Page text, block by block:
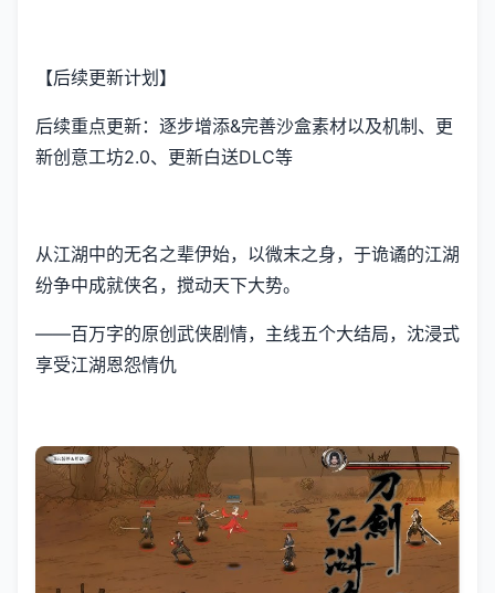
【后续更新计划】
后续重点更新：逐步增添&完善沙盒素材以及机制、更
新创意工坊2.0、更新白送DLC等
从江湖中的无名之辈伊始，以微末之身，于诡谲的江湖
纷争中成就侠名，搅动天下大势。
——百万字的原创武侠剧情，主线五个大结局，沈浸式
享受江湖恩怨情仇